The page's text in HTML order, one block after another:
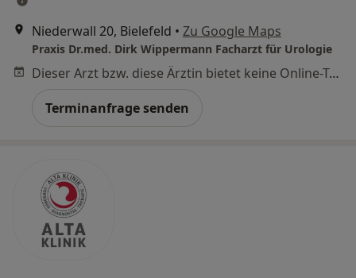
Niederwall 20, Bielefeld • Zu Google Maps
Praxis Dr.med. Dirk Wippermann Facharzt für Urologie
Dieser Arzt bzw. diese Ärztin bietet keine Online-Terminbuchung an diesem Standort an.
Terminanfrage senden